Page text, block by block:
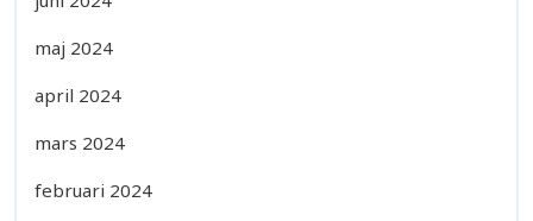
maj 2024
april 2024
mars 2024
februari 2024